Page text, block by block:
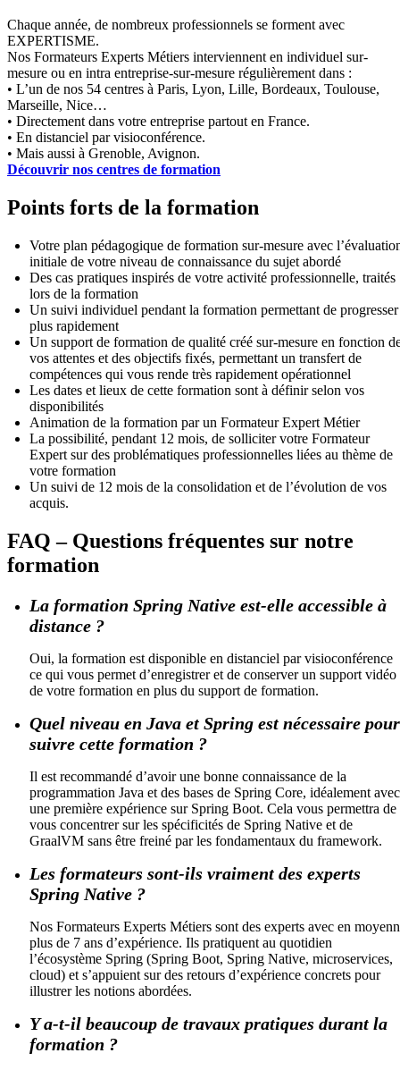
Chaque année, de nombreux professionnels se forment avec
EXPERTISME.
Nos Formateurs Experts Métiers interviennent en individuel sur-
mesure ou en intra entreprise-sur-mesure régulièrement dans :
• L’un de nos 54 centres à Paris, Lyon, Lille, Bordeaux, Toulouse,
Marseille, Nice…
• Directement dans votre entreprise partout en France.
• En distanciel par visioconférence.
• Mais aussi à Grenoble, Avignon.
Découvrir nos centres de formation
Points forts de la formation
Votre plan pédagogique de formation sur-mesure avec
initiale de votre niveau de connaissance du sujet abordé
Des cas pratiques inspirés de votre activité professionnelle, traités
lors de la formation
Un suivi individuel pendant la formation permettant de progresser
plus rapidement
Un support de formation de qualité créé sur-mesure en fonction
vos attentes et des objectifs fixés, permettant un transfert de
compétences qui vous rende très rapidement opérationnel
Les dates et lieux de cette formation sont à définir selon vos
disponibilités
Animation de la formation par un Formateur Expert Métier
La possibilité, pendant 12 mois, de solliciter votre Formateur
Expert sur des problématiques professionnelles liées au thème de
votre formation
Un suivi de 12 mois de la consolidation et de l’évolution de vos
acquis.
FAQ – Questions fréquentes sur notre
formation
La formation Spring Native est-elle accessible à
distance ?
Oui, la formation est disponible en distanciel par visioconférence
ce qui vous permet d’enregistrer et de conserver un support vidéo
de votre formation en plus du support de formation.
Quel niveau en Java et Spring est nécessaire pour
suivre cette formation ?
Il est recommandé d’avoir une bonne connaissance de la
programmation Java et des bases de Spring Core, idéalement avec
une première expérience sur Spring Boot. Cela vous permettra de
vous concentrer sur les spécificités de Spring Native et de
GraalVM sans être freiné par les fondamentaux du framework.
Les formateurs sont-ils vraiment des experts
Spring Native ?
Nos Formateurs Experts Métiers sont des experts avec en
plus de 7 ans d’expérience. Ils pratiquent au quotidien
l’écosystème Spring (Spring Boot, Spring Native, microservices,
cloud) et s’appuient sur des retours d’expérience concrets pour
illustrer les notions abordées.
Y a-t-il beaucoup de travaux pratiques durant la
formation ?